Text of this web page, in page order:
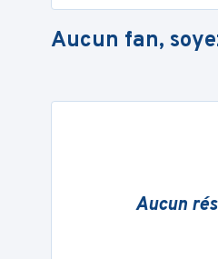
Aucun fan,
Aucun